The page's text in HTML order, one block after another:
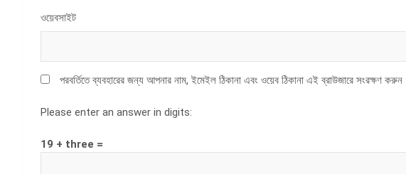
ওয়েবসাইট
পরবর্তিতে ব্যবহারের জন্য আপনার নাম, ইমেইল ঠিকানা এবং ওয়েব ঠিকানা এই ব্রাউজারে সংরক্ষণ
Please enter an answer in digits:
19 + three =